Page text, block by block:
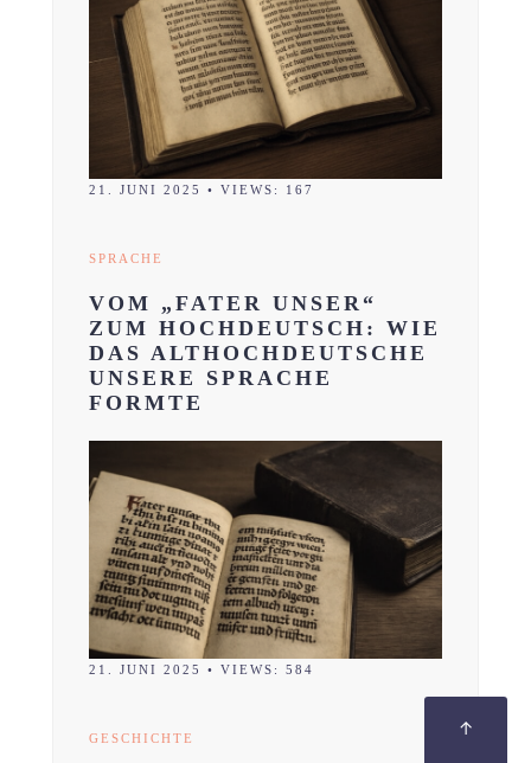
21. JUNI 2025 • VIEWS: 167
SPRACHE
VOM „FATER UNSER“
ZUM HOCHDEUTSCH: WIE
DAS ALTHOCHDEUTSCHE
UNSERE SPRACHE
FORMTE
21. JUNI 2025 • VIEWS: 584
GESCHICHTE ↑